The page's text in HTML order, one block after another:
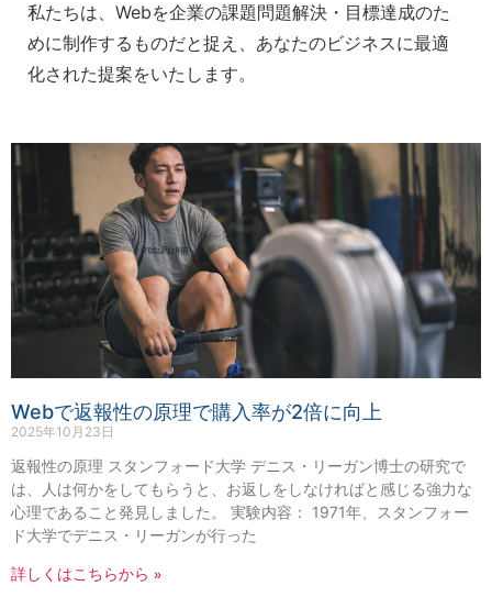
私たちは、Webを企業の課題問題解決・目標達成のた
めに制作するものだと捉え、あなたのビジネスに最適
化された提案をいたします。
Webで返報性の原理で購入率が2倍に向上
2025年10月23日
返報性の原理 スタンフォード大学 デニス・リーガン博士の研究で
は、人は何かをしてもらうと、お返しをしなければと感じる強力な
心理であること発見しました。 実験内容： 1971年、スタンフォー
ド大学でデニス・リーガンが行った
詳しくはこちらから »